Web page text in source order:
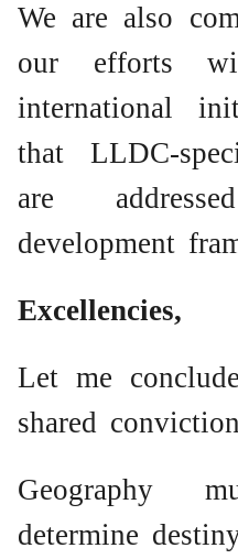
We are also
our efforts
international
that LLDC-
are
development
Excellencies,
Let me
shared
Geography
determine